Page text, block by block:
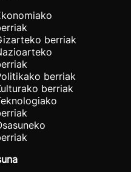
berriak
berriak
berriak